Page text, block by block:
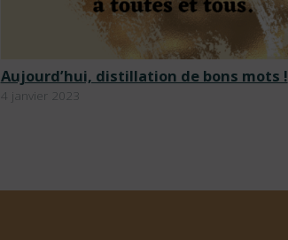
Aujourd’hui, distillation de bons mots !
4 janvier 2023